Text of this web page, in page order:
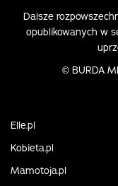
Dalsze
opublikowanych w
© BURDA
Elle.pl
Kobieta.pl
Mamotoja.pl